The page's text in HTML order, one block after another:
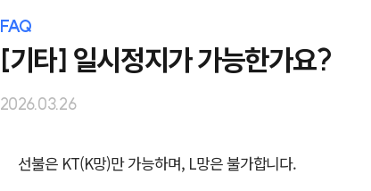
FAQ
[기타] 일시정지가 가능한가요?
2026.03.26
선불은 KT(K망)만 가능하며, L망은 불가합니다.